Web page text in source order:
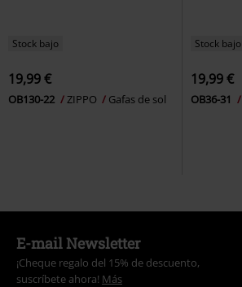
Stock bajo
19,99 €
OB130-22 ZIPPO Gafas de sol
Stock bajo
19,99 €
OB36-31
E-mail Newsletter
¡Cheque regalo del 15% de descuento,
suscríbete ahora! Más